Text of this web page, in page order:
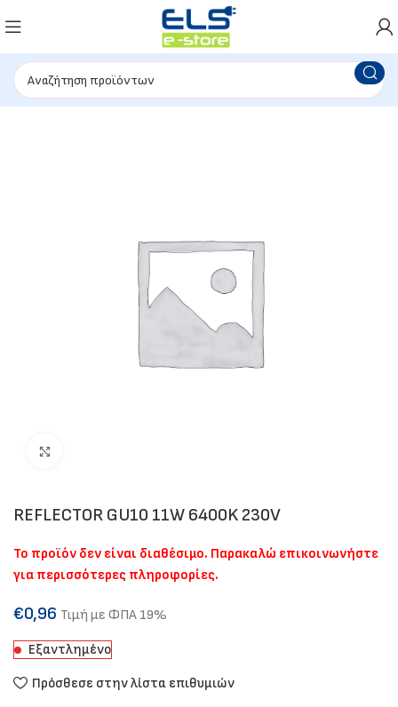
REFLECTOR GU10 11W 6400K 230V
Το προϊόν δεν είναι διαθέσιμο. Παρακαλώ επικοινωνήστε
για περισσότερες πληροφορίες.
€0,96 Τιμή με ΦΠΑ 19%
Εξαντλημένο
Πρόσθεσε στην λίστα επιθυμιών